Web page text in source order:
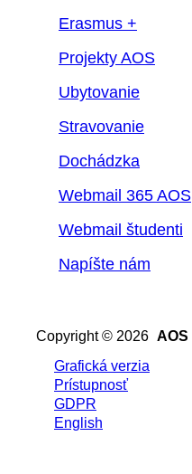
Erasmus +
Projekty AOS
Ubytovanie
Stravovanie
Dochádzka
Webmail 365 AOS
Webmail študenti
Napíšte nám
Copyright © 2026 AOS
Grafická verzia
Prístupnosť
GDPR
English